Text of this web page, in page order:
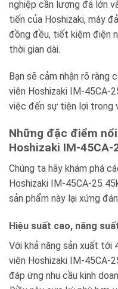
nghiệp cần lượng đá lớn
tiến của Hoshizaki, máy
đồng đều, tiết kiệm điện
thời gian dài.
Bạn sẽ cảm nhận rõ ràng
viên Hoshizaki IM-45CA-
việc đến sự tiện lợi trong
Những đặc điểm
Hoshizaki IM-
Chúng ta hãy khám phá
Hoshizaki IM-45CA-25
sản phẩm này lại xứng
Hiệu suất cao, năng
Với khả năng sản xuất tới
viên Hoshizaki IM-45CA-
đáp ứng nhu cầu kinh